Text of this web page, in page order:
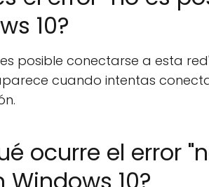
10?
es posible conectarse a esta
cuando intentas
ocurre el error